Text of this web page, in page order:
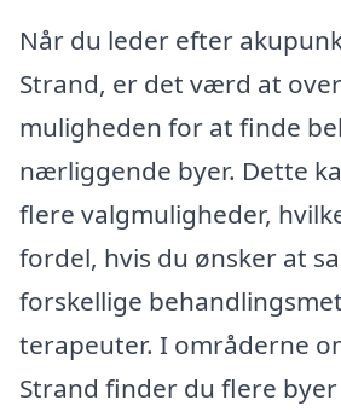
Når du leder efter
Strand, er det værd at
muligheden for at finde
nærliggende byer. Dette
flere valgmuligheder,
fordel, hvis du ønsker at
forskellige
terapeuter. I områderne
Strand finder du flere